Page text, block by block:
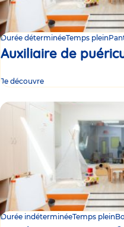
Durée déterminéeTemps plein
Auxiliaire de
Je découvre
Durée indéterminéeTemps plein